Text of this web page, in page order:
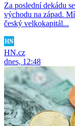
Za poslední dekádu
východu na západ.
český velkokapitál...
HN.cz
dnes, 12:48